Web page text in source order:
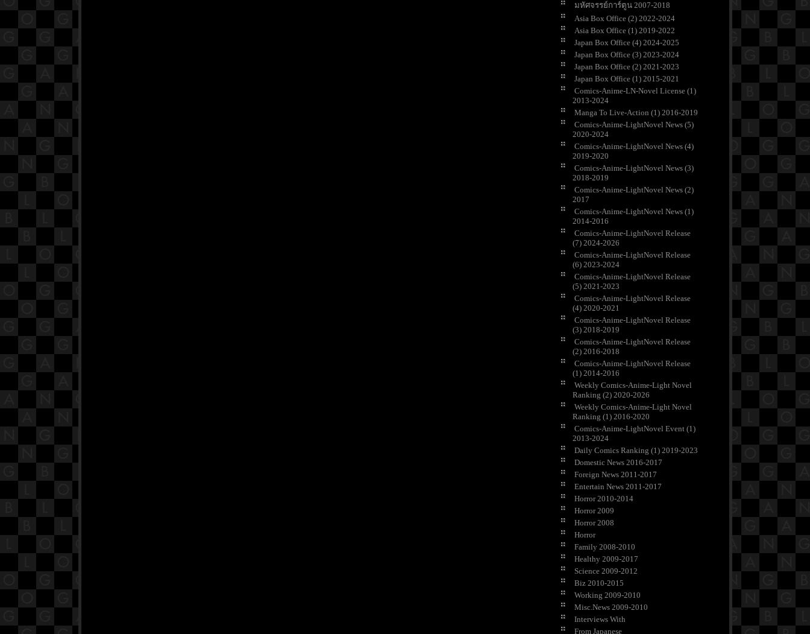
มหัศจรรย์การ์ตูน 2007-2018
Asia Box Office (2) 2022-2024
Asia Box Office (1) 2019-2022
Japan Box Office (4) 2024-2025
Japan Box Office (3) 2023-2024
Japan Box Office (2) 2021-2023
Japan Box Office (1) 2015-2021
Comics-Anime-LN-Novel License (1)
2013-2024
Manga To Live-Action (1) 2016-2019
Comics-Anime-LightNovel News (5)
2020-2024
Comics-Anime-LightNovel News (4)
2019-2020
Comics-Anime-LightNovel News (3)
2018-2019
Comics-Anime-LightNovel News (2)
2017
Comics-Anime-LightNovel News (1)
2014-2016
Comics-Anime-LightNovel Release
(7) 2024-2026
Comics-Anime-LightNovel Release
(6) 2023-2024
Comics-Anime-LightNovel Release
(5) 2021-2023
Comics-Anime-LightNovel Release
(4) 2020-2021
Comics-Anime-LightNovel Release
(3) 2018-2019
Comics-Anime-LightNovel Release
(2) 2016-2018
Comics-Anime-LightNovel Release
(1) 2014-2016
Weekly Comics-Anime-Light Novel
Ranking (2) 2020-2026
Weekly Comics-Anime-Light Novel
Ranking (1) 2016-2020
Comics-Anime-LightNovel Event (1)
2013-2024
Daily Comics Ranking (1) 2019-2023
Domestic News 2016-2017
Foreign News 2011-2017
Entertain News 2011-2017
Horror 2010-2014
Horror 2009
Horror 2008
Horror
Family 2008-2010
Healthy 2009-2017
Science 2009-2012
Biz 2010-2015
Working 2009-2010
Misc.News 2009-2010
Interviews With
From Japanese